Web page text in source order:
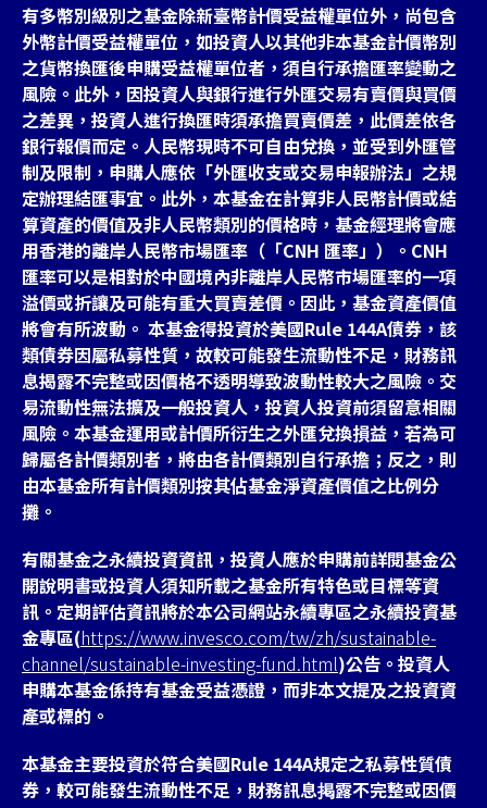
有多幣別級別之基金除新臺幣計價受益權單位外，尚包含
外幣計價受益權單位，如投資人以其他非本基金計價幣別
之貨幣換匯後申購受益權單位者，須自行承擔匯率變動之
風險。此外，因投資人與銀行進行外匯交易有賣價與買價
之差異，投資人進行換匯時須承擔買賣價差，此價差依各
銀行報價而定。人民幣現時不可自由兌換，並受到外匯管
制及限制，申購人應依「外匯收支或交易申報辦法」之規
定辦理結匯事宜。此外，本基金在計算非人民幣計價或結
算資產的價值及非人民幣類別的價格時，基金經理將會應
用香港的離岸人民幣市場匯率（「CNH 匯率」）。CNH
匯率可以是相對於中國境內非離岸人民幣市場匯率的一項
溢價或折讓及可能有重大買賣差價。因此，基金資產價值
將會有所波動。 本基金得投資於美國Rule 144A債券，該
類債券因屬私募性質，故較可能發生流動性不足，財務訊
息揭露不完整或因價格不透明導致波動性較大之風險。交
易流動性無法擴及一般投資人，投資人投資前須留意相關
風險。本基金運用或計價所衍生之外匯兌換損益，若為可
歸屬各計價類別者，將由各計價類別自行承擔；反之，則
由本基金所有計價類別按其佔基金淨資產價值之比例分
攤。
有關基金之永續投資資訊，投資人應於申購前詳閱基金公
開說明書或投資人須知所載之基金所有特色或目標等資
訊。定期評估資訊將於本公司網站永續專區之永續投資基
金專區(https://www.invesco.com/tw/zh/sustainable-
channel/sustainable-investing-fund.html)公告。投資人
申購本基金係持有基金受益憑證，而非本文提及之投資資
產或標的。
本基金主要投資於符合美國Rule 144A規定之私募性質債
券，較可能發生流動性不足，財務訊息掲露不完整或因價